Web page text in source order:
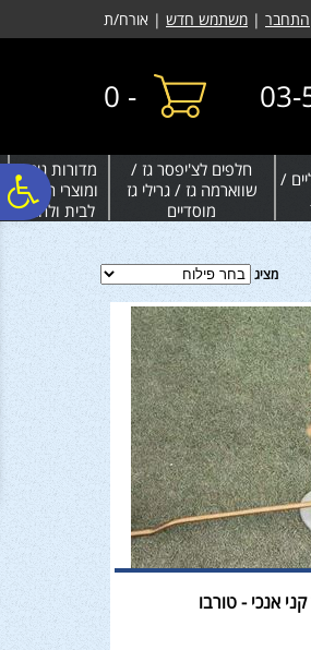
נגישות
אתר
המרכזיהתחבר | משתמש חדש | אורח/ת
03-
-
0
/
חלפים לצ'יפסר גז /
שווארמה גז / גרילי גז
מוסדיים
מדורות גינה
ומוצרי חימום
לבית ולחצר
מציג
אנכי - טורבו